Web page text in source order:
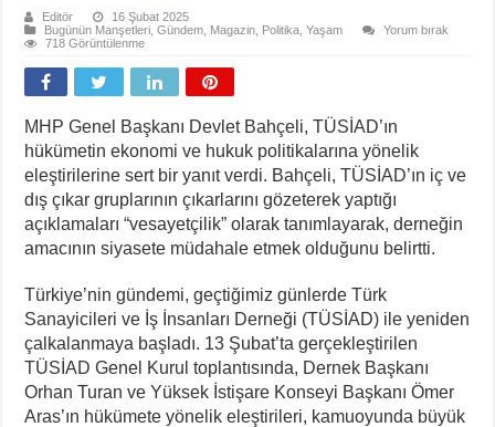
Editör
16 Şubat 2025
Bugünün Manşetleri ,Gündem Magazin Politika ,Yaşam
Yorum bırak
718 Görüntülenme
MHP Genel Başkanı Devlet Bahçeli, TÜSİAD’ın
hükümetin ekonomi ve hukuk politikalarına yönelik
eleştirilerine sert bir yanıt verdi. Bahçeli, TÜSİAD’ın iç ve
dış çıkar gruplarının çıkarlarını gözeterek yaptığı
açıklamaları “vesayetçilik” olarak tanımlayarak, derneğin
amacının siyasete müdahale etmek olduğunu belirtti.
Türkiye’nin gündemi, geçtiğimiz günlerde Türk
Sanayicileri ve İş İnsanları Derneği (TÜSİAD) ile yeniden
çalkalanmaya başladı. 13 Şubat’ta gerçekleştirilen
TÜSİAD Genel Kurul toplantısında, Dernek Başkanı
Orhan Turan ve Yüksek İstişare Konseyi Başkanı Ömer
Aras’ın hükümete yönelik eleştirileri, kamuoyunda büyük